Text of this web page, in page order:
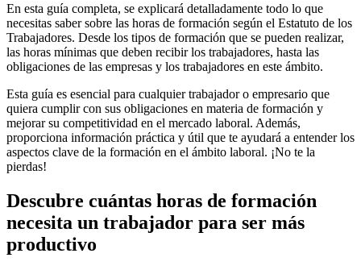
En esta guía completa, se explicará detalladamente todo lo que
necesitas saber sobre las horas de formación según el Estatuto de los
Trabajadores. Desde los tipos de formación que se pueden realizar,
las horas mínimas que deben recibir los trabajadores, hasta las
obligaciones de las empresas y los trabajadores en este ámbito.
Esta guía es esencial para cualquier trabajador o empresario que
quiera cumplir con sus obligaciones en materia de formación y
mejorar su competitividad en el mercado laboral. Además,
proporciona información práctica y útil que te ayudará a entender los
aspectos clave de la formación en el ámbito laboral. ¡No te la
pierdas!
Descubre cuántas horas de formación
necesita un trabajador para ser más
productivo